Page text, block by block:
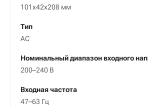
101х42х208 мм
Тип
AC
Номинальный диапазон входного
200–240 В
Входная частота
47–63 Гц